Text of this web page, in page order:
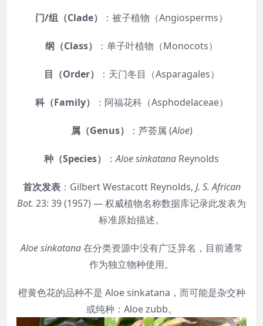
门/组（Clade） ：被子植物（Angiosperms）
纲（Class） ：单子叶植物（Monocots）
目（Order） ：天门冬目（Asparagales）
科（Family） ：阿福花科（Asphodelaceae）
属（Genus） ：芦荟属 (Aloe)
种（Species） ：Aloe sinkatana Reynolds
首次发表：Gilbert Westacott Reynolds, J. S. African
Bot. 23: 39 (1957) — 权威植物名称数据库记录此发表为
标准原始描述。
Aloe sinkatana在分类资源中没有广泛异名，目前通常
作为独立物种使用。
橙黄色花的品种不是 Aloe sinkatana，而可能是杂交种
或纯种：Aloe zubb。